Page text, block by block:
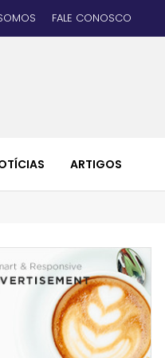
FALE CONOSCO
ARTIGOS